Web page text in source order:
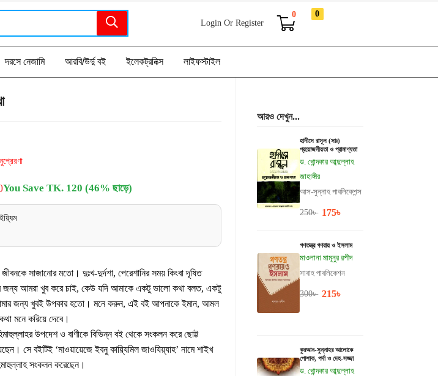
Login Or Register
0 0
দরসে নেজামি আরবি/উর্দু বই ইলেকট্রনিক্স লাইফস্টাইল
আরও দেখুন...
হাদীসে রাসূল (সাঃ)
প্রয়োজনীয়তা ও প্রামাণ্যতা
ড. খোন্দকার আব্দুল্লাহ
জাহাঙ্গীর
আস-সুন্নাহ পাবলিকেশন্স
250৳ 175৳
গণতন্ত্র গণরায় ও ইসলাম
মাওলানা মামূনুর রশীদ
সাবাহ পাবলিকেশন
300৳ 215৳
কুরআন-সুন্নাহর আলোকে
পোশাক, পর্দা ও দেহ-সজ্জা
ড. খোন্দকার আব্দুল্লাহ
You Save TK. 120 (46% ছাড়ে)
সাজানোর মতো। দুঃখ-দুর্দশা, পেরেশানির সময় কিংবা দূষিত
জন্য আমরা খুব করে চাই, কেউ যদি আমাকে একটু ভালো কথা বলত, একটু
জন্য খুবই উপকার হতো। মনে করুন, এই বই আপনাকে ইমান, আমল
মনে করিয়ে দেবে।
উপদেশ ও বাণীকে বিভিন্ন বই থেকে সংকলন করে ছোট্ট
সে বইটিই ‘মাওয়ায়েজে ইবনু কায়্যিমিল জাওযিয়্যাহ’ নামে শাইখ
সংকলন করেছেন।